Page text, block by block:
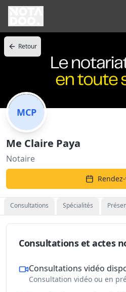
Retour
MCP
Me Claire Paya
Notaire
Consultations Spécialités
Consultations et actes
Consultations vidéo
Consultation vidéo ou en